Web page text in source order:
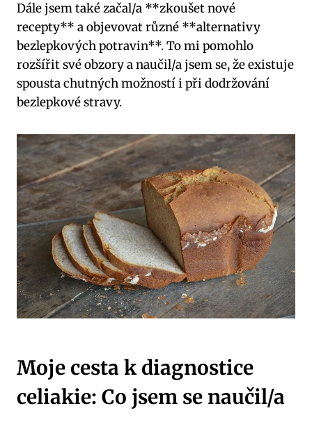
Dále jsem také začal/a **zkoušet nové
recepty** a objevovat různé **alternativy
bezlepkových potravin**. To mi pomohlo
rozšířit své obzory a naučil/a jsem se, že existuje
spousta chutných možností i při dodržování
bezlepkové stravy.
Moje cesta k diagnostice
celiakie: Co jsem se naučil/a